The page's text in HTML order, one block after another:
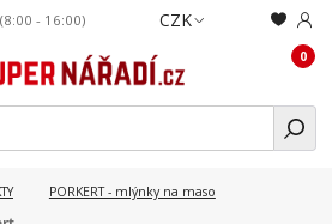
CZK
- 16:00)
0
PORKERT - mlýnky na maso